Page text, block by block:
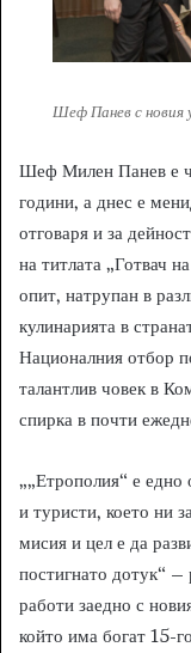
Шеф Панев с новия
Шеф Милен Панев е
години, а днес е
отговаря и за
на титлата „Готвач
опит, натрупан в
кулинарията в
Националния отбор
талантлив човек в
спирка в почти
„„Етрополия“ е
и туристи, което ни
мисия и цел е да
постигнато дотук“
работи заедно с
който има богат 15-